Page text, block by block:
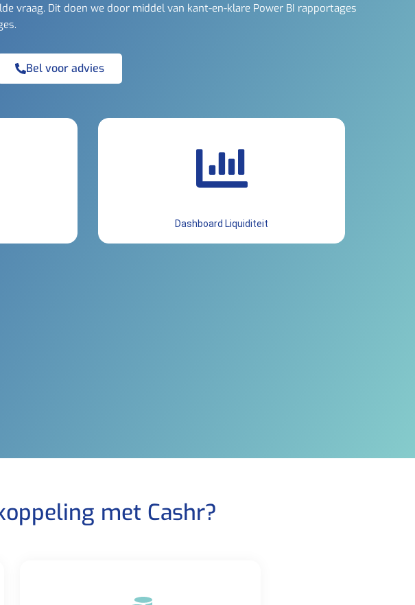
vraag. Dit doen we door middel van kant-en-klare Power BI rapportages
Bel voor advies
Dashboard Liquiditeit
met Cashr?​